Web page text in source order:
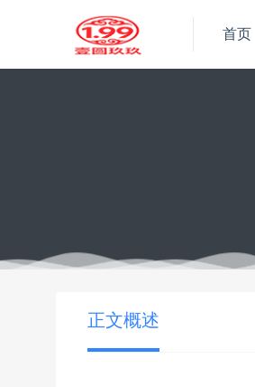
首页
当前位置： 国外蛋糕
正文概述